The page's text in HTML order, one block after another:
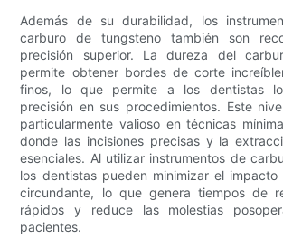
Además de su durabilidad, los
carburo de tungsteno también son
precisión superior. La dureza del
permite obtener bordes de corte
finos, lo que permite a los dentistas
precisión en sus procedimientos. Este
particularmente valioso en técnicas
donde las incisiones precisas y la
esenciales. Al utilizar instrumentos de
los dentistas pueden minimizar el
circundante, lo que genera tiempos de
rápidos y reduce las molestias
pacientes.